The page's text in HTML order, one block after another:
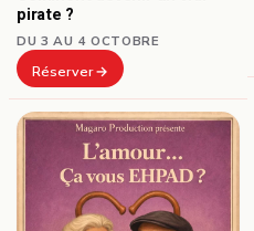
pirate ?
DU 3 AU 4 OCTOBRE
Réserver